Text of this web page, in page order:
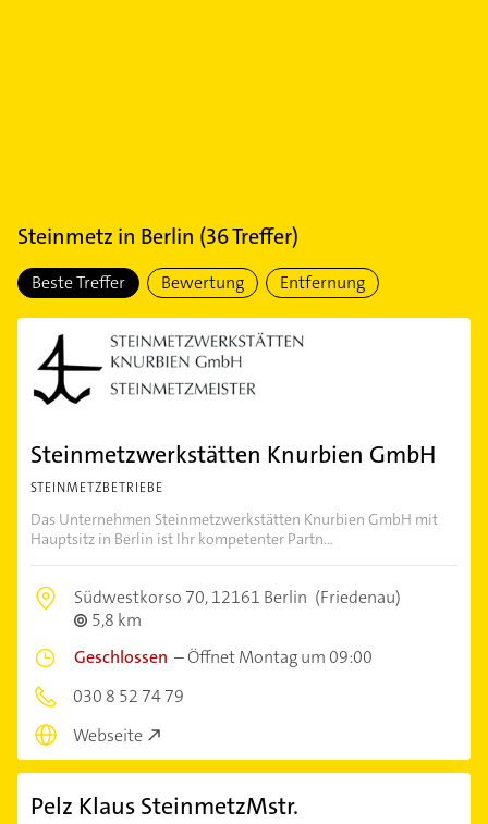
Steinmetz in Berlin (36Treffer)
Beste Treffer Bewertung Entfernung
Steinmetzwerkstätten Knurbien GmbH
STEINMETZBETRIEBE
Das Unternehmen Steinmetzwerkstätten Knurbien GmbH mit
Hauptsitz in Berlin ist Ihr kompetenter Partn...
Südwestkorso 70,12161 Berlin (Friedenau)
5,8 km
Geschlossen –Öffnet Montag um 09:00
030 8 52 74 79
Webseite
Pelz Klaus SteinmetzMstr.